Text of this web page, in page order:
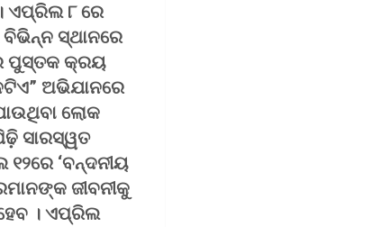
ଏପ୍ରିଲ ୮ ରେ
ସ୍ଥାନରେ
ପୁସ୍ତକ କ୍ରୟ
ଅଭିଯାନରେ
ଲୋକ
ସାରସ୍ୱତ
‘ବନ୍ଦନୀୟ
ଜୀବନୀକୁ
। ଏପ୍ରିଲ